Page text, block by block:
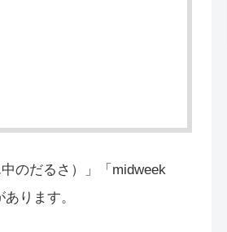
のだるさ）」「midweek
ります。